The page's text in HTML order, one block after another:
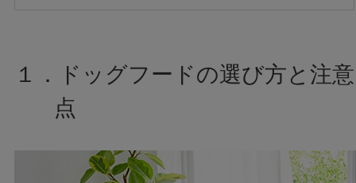
１．ドッグフードの選び方と注意
点